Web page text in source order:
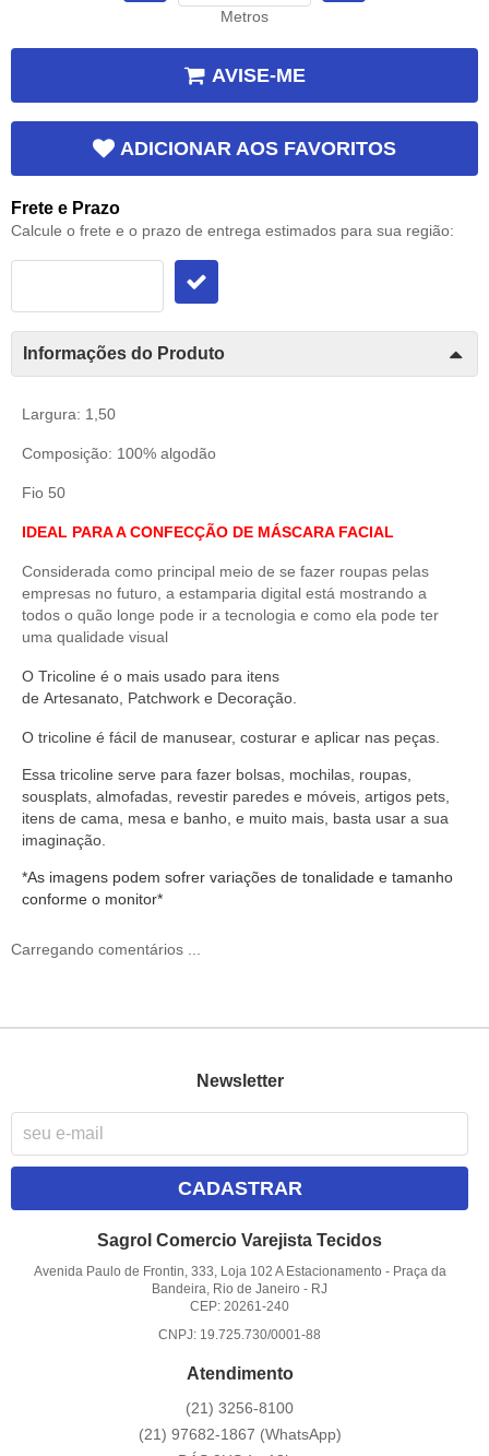
Metros
AVISE-ME
ADICIONAR AOS FAVORITOS
Frete e Prazo
Calcule o frete e o prazo de entrega estimados para sua região:
Informações do Produto
Largura: 1,50
Composição: 100% algodão
Fio 50
IDEAL PARA A CONFECÇÃO DE MÁSCARA FACIAL
Considerada como principal meio de se fazer roupas pelas
empresas no futuro, a estamparia digital está mostrando a
todos o quão longe pode ir a tecnologia e como ela pode ter
uma qualidade visual
O Tricoline é o mais usado para itens
de Artesanato Patchwork e Decoração
O tricoline é fácil de manusear, costurar e aplicar nas peças.
Essa tricoline serve para fazer bolsas, mochilas, roupas,
sousplats, almofadas, revestir paredes e móveis, artigos pets,
itens de cama, mesa e banho, e muito mais, basta usar a sua
imaginação.
*As imagens podem sofrer variações de tonalidade e tamanho
conforme o monitor*
Carregando comentários ...
Newsletter
CADASTRAR
Sagrol Comercio Varejista Tecidos
Avenida Paulo de Frontin, 333, Loja 102 A Estacionamento - Praça da
Bandeira, Rio de Janeiro - RJ
CEP: 20261-240
CNPJ: 19.725.730/0001-88
Atendimento
(21) 3256-8100
(21) 97682-1867 (WhatsApp)